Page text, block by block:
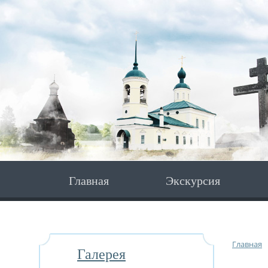
Главная Экскурсия
Галерея
Главная